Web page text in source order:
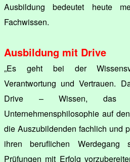
Ausbildung bedeutet heute
Fachwissen.
Ausbildung mit Drive
„Es geht bei der
Verantwortung und Vertrauen.
Drive – Wissen, das
Unternehmensphilosophie auf
die Auszubildenden fachlich und
ihren beruflichen Werdegang
Prüfungen mit Erfolg